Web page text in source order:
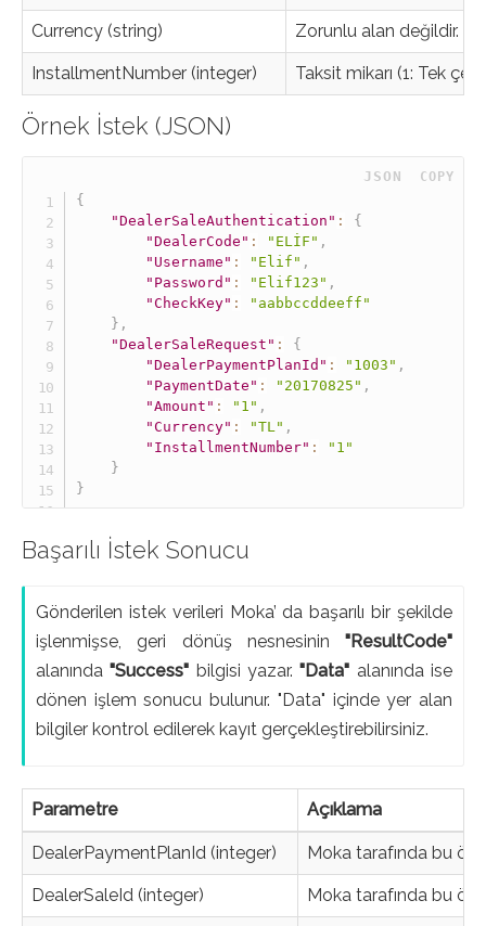
Currency (string) Zorunlu alan değildir.
InstallmentNumber (integer) Taksit mikarı (1: Tek
Örnek İstek (JSON)
JSON COPY
{
"DealerSaleAuthentication" :
{
"DealerCode" : "ELİF" ,
"Username" : "Elif" ,
"Password" : "Elif123" ,
"CheckKey" :
"aabbccddeeff"
} ,
"DealerSaleRequest" :
{
"DealerPaymentPlanId" : "1003" ,
"PaymentDate" : "20170825" ,
"Amount" : "1" ,
"Currency" : "TL" ,
"InstallmentNumber" :
"1"
}
}
Başarılı İstek Sonucu
Gönderilen istek verileri Moka’ da başarılı bir şekilde
işlenmişse, geri dönüş nesnesinin "ResultCode"
alanında"Success" bilgisi yazar."Data" alanında ise
dönen işlem sonucu bulunur. "Data" içinde yer alan
bilgiler kontrol edilerek kayıt gerçekleştirebilirsiniz.
Parametre Açıklama
DealerPaymentPlanId (integer) Moka tarafında bu
DealerSaleId (integer) Moka tarafında bu